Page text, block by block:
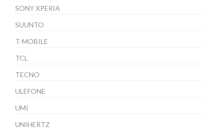
SONY XPERIA
SUUNTO
T-MOBILE
TCL
TECNO
ULEFONE
UMI
UNIHERTZ